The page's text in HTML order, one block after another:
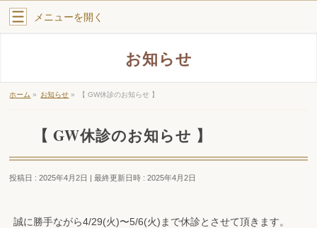
メニューを開く
お知らせ
ホーム » お知らせ » 【 GW休診のお知らせ 】
【 GW休診のお知らせ 】
投稿日 : 2025年4月2日 最終更新日時 : 2025年4月2日
誠に勝手ながら4/29(火)〜5/6(火)まで休診とさせて頂きます。